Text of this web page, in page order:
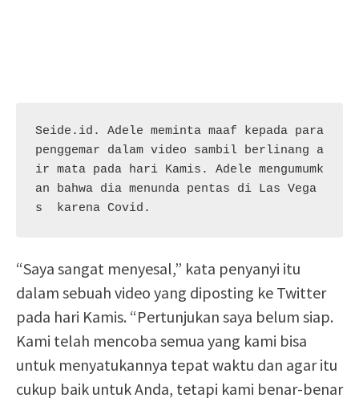
Seide.id. Adele meminta maaf kepada para
penggemar dalam video sambil berlinang a
ir mata pada hari Kamis. Adele mengumumk
an bahwa dia menunda pentas di Las Vega
s  karena Covid.
“Saya sangat menyesal,” kata penyanyi itu
dalam sebuah video yang diposting ke Twitter
pada hari Kamis. “Pertunjukan saya belum siap.
Kami telah mencoba semua yang kami bisa
untuk menyatukannya tepat waktu dan agar itu
cukup baik untuk Anda, tetapi kami benar-benar